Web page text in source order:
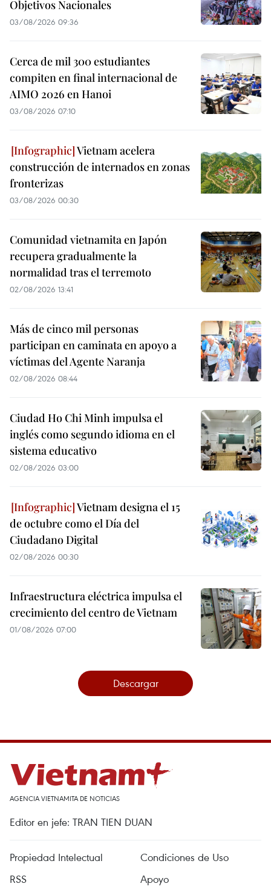
Objetivos Nacionales
03/08/2026 09:36
Cerca de mil 300 estudiantes
compiten en final internacional de
AIMO 2026 en Hanoi
03/08/2026 07:10
Vietnam acelera
construcción de internados en zonas
fronterizas
03/08/2026 00:30
Comunidad vietnamita en Japón
recupera gradualmente la
normalidad tras el terremoto
02/08/2026 13:41
Más de cinco mil personas
participan en caminata en apoyo a
víctimas del Agente Naranja
02/08/2026 08:44
Ciudad Ho Chi Minh impulsa el
inglés como segundo idioma en el
sistema educativo
02/08/2026 03:00
Vietnam designa el 15
de octubre como el Día del
Ciudadano Digital
02/08/2026 00:30
Infraestructura eléctrica impulsa el
crecimiento del centro de Vietnam
01/08/2026 07:00
Descargar
AGENCIA VIETNAMITA DE NOTICIAS
Editor en jefe: TRAN TIEN DUAN
Propiedad Intelectual
Condiciones de Uso
RSS
Apoyo